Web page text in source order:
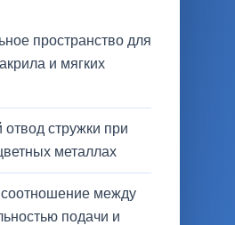
пространство для
и мягких
стружки при
металлах
между
подачи и